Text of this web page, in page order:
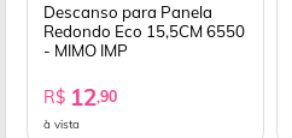
Descanso para Panela
Redondo Eco 15,5CM 6550
- MIMO IMP
R$ 12,90
à vista